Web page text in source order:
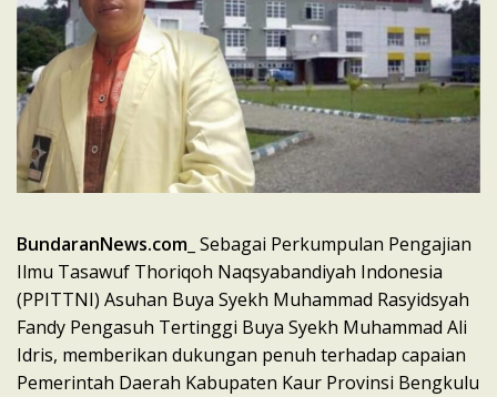
BundaranNews.com _ Sebagai Perkumpulan Pengajian
Ilmu Tasawuf Thoriqoh Naqsyabandiyah Indonesia
(PPITTNI) Asuhan Buya Syekh Muhammad Rasyidsyah
Fandy Pengasuh Tertinggi Buya Syekh Muhammad Ali
Idris, memberikan dukungan penuh terhadap capaian
Pemerintah Daerah Kabupaten Kaur Provinsi Bengkulu